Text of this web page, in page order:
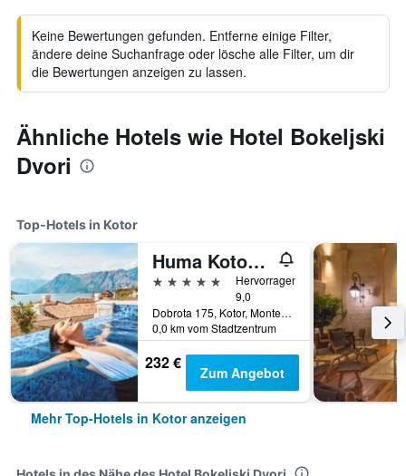
Keine Bewertungen gefunden. Entferne einige Filter,
ändere deine Suchanfrage oder lösche alle Filter, um dir
die Bewertungen anzeigen zu lassen.
Ähnliche Hotels wie Hotel Bokeljski
Dvori
Top-Hotels in Kotor
Huma Kotor Bay Hotel And Villas
5 Sterne
Hervorragend
9,0
Dobrota 175, Kotor, Montenegro
0,0 km vom Stadtzentrum
232 € Zum Angebot
Mehr Top-Hotels in Kotor anzeigen